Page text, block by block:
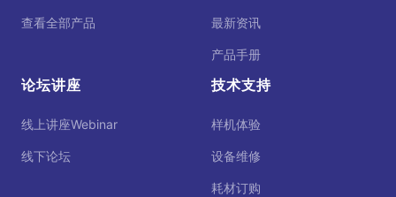
查看全部产品 最新资讯
产品手册
论坛讲座
线上讲座Webinar
线下论坛
技术支持
样机体验
设备维修
耗材订购